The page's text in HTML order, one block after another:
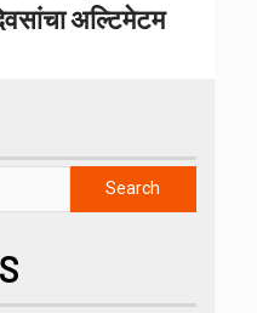
अल्टिमेटम
Search